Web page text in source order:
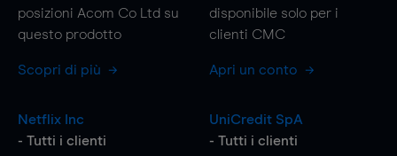
posizioni Acom Co Ltd su
questo prodotto
Scopri di più
disponibile solo per i
clienti CMC
Apri un conto
Netflix Inc
- Tutti i clienti
UniCredit SpA
- Tutti i clienti